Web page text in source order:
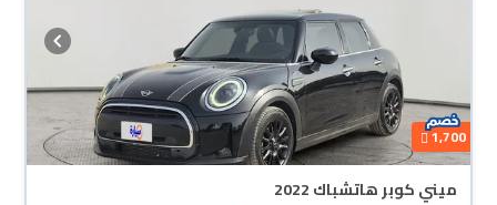
1,700
ميني كوبر هاتشباك 2022